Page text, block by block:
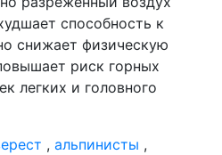
способность к
снижает физическую
риск горных
легких и головного
, альпинисты ,